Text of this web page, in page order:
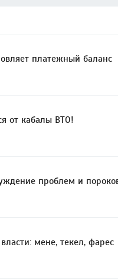
платежный баланс
от кабалы ВТО!
проблем и
мене, текел, фарес